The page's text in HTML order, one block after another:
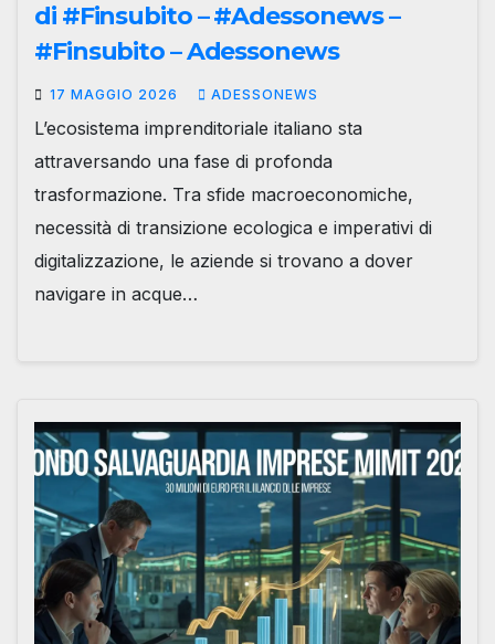
di #Finsubito – #Adessonews –
#Finsubito – Adessonews
17 MAGGIO 2026 ADESSONEWS
L’ecosistema imprenditoriale italiano sta
attraversando una fase di profonda
trasformazione. Tra sfide macroeconomiche,
necessità di transizione ecologica e imperativi di
digitalizzazione, le aziende si trovano a dover
navigare in acque…